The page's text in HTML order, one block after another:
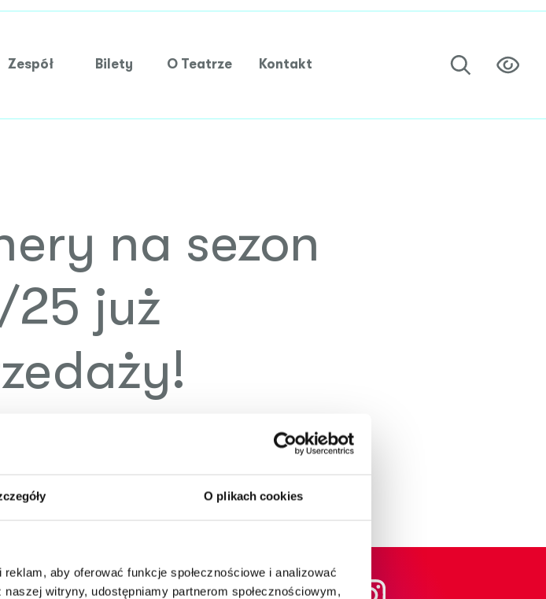
O plikach cookies
aby oferować funkcje społecznościowe i analizować
witryny, udostępniamy partnerom społecznościowym,
Zespół Bilety O Teatrze Kontakt
na sezon
już